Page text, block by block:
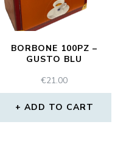
BORBONE 100PZ –
GUSTO BLU
€21.00
ADD TO CART